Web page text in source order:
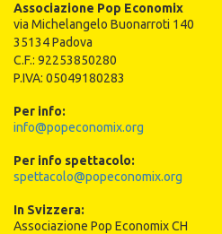
Associazione Pop Economix
via Michelangelo Buonarroti 140
35134 Padova
C.F.: 92253850280
P.IVA: 05049180283
Per info:
info@popeconomix.org
Per info spettacolo:
spettacolo@popeconomix.org
In Svizzera:
Associazione Pop Economix CH